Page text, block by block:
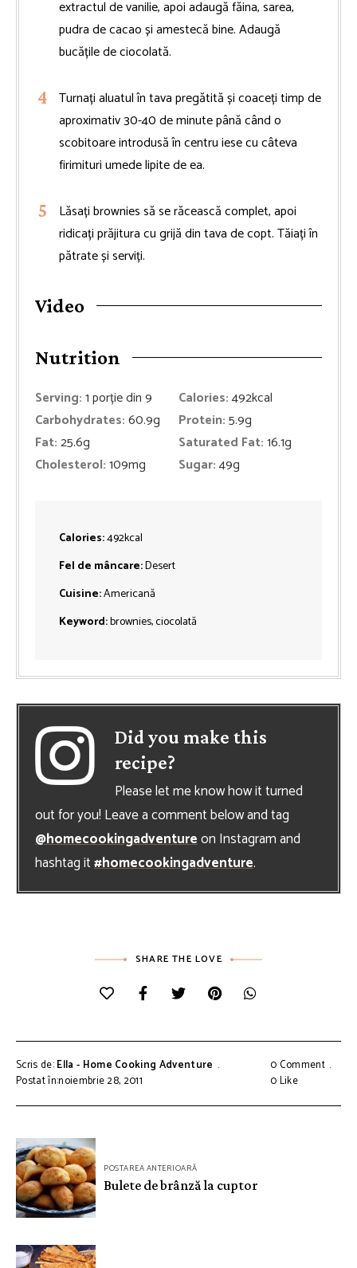
extractul de vanilie, apoi adaugă făina, sarea,
pudra de cacao și amestecă bine. Adaugă
bucățile de ciocolată.
Turnați aluatul în tava pregătită și coaceți timp de
aproximativ 30-40 de minute până când o
scobitoare introdusă în centru iese cu câteva
firimituri umede lipite de ea.
Lăsați brownies să se răcească complet, apoi
ridicați prăjitura cu grijă din tava de copt. Tăiați în
pătrate și serviți.
Video
Nutrition
Serving:1porție din 9 Calories:492kcal
Carbohydrates:60.9g Protein:5.9g
Fat:25.6g Saturated Fat:16.1g
Cholesterol:109mg Sugar:49g
Calories:492kcal
Fel de mâncare:Desert
Cuisine:Americană
Keyword:brownies, ciocolată
Did you make this
recipe?
Please let me know how it turned
out for you! Leave a comment below and tag
@homecookingadventureon Instagram and
hashtag it#homecookingadventure.
SHARE THE LOVE
Scris de:Ella - Home Cooking Adventure
Postat în:noiembrie 28, 2011
0 Comment
0Like
Navigare
în
articole
POSTAREA ANTERIOARĂ
Bulete de brânză la cuptor